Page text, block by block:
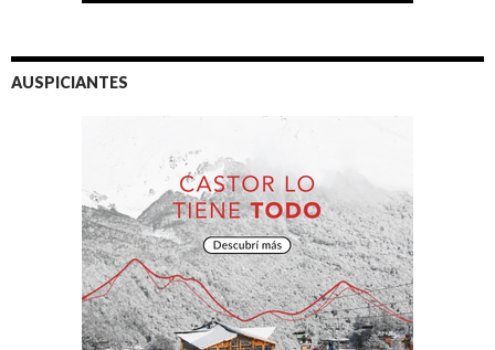
AUSPICIANTES